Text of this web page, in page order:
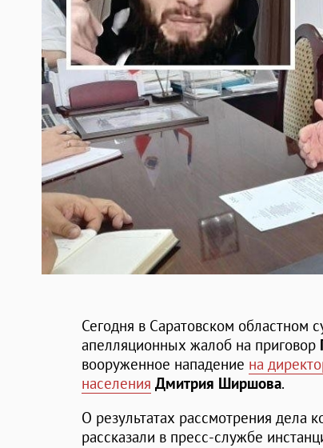
Сегодня в Саратовском областном
апелляционных жалоб на приговор
вооруженное нападение на
населения Дмитрия Ширшова.
О результатах рассмотрения дела
рассказали в пресс-службе